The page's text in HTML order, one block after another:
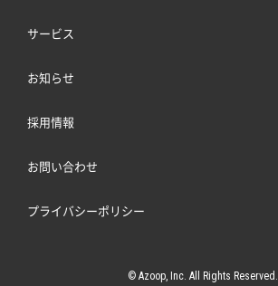
サービス
お知らせ
採用情報
お問い合わせ
プライバシーポリシー
© Azoop, Inc. All Rights Reserved.